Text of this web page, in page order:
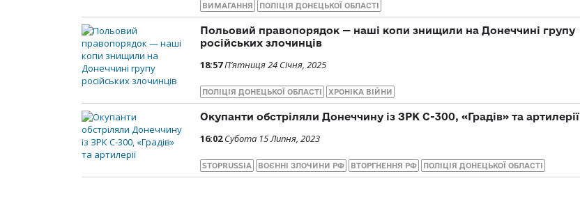
ВИМАГАННЯ ПОЛІЦІЯ ДОНЕЦЬКОЇ ОБЛАСТІ
Польовий правопорядок — наші копи знищили на Донеччині групу
російських злочинців
18:57П’ятниця 24 Січня, 2025
ПОЛІЦІЯ ДОНЕЦЬКОЇ ОБЛАСТІ ХРОНІКА ВІЙНИ
Окупанти обстріляли Донеччину із ЗРК С-300, «Градів» та артилерії
16:02 Субота 15 Липня, 2023
STOPRUSSIA ВОЄННІ ЗЛОЧИНИ РФ ВТОРГНЕННЯ РФ ПОЛІЦІЯ ДОНЕЦЬКОЇ ОБЛАСТІ